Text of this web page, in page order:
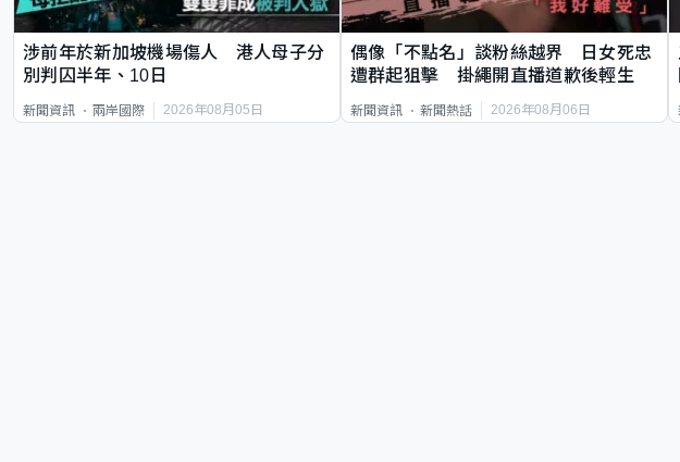
涉前年於新加坡機場傷人 港人母子分
別判囚半年、10日
新聞資訊 兩岸國際 2026年08月05日
偶像「不點名」談粉絲越界 日女死忠
遭群起狙擊 掛繩開直播道歉後輕生
新聞資訊 新聞熱話 2026年08月06日